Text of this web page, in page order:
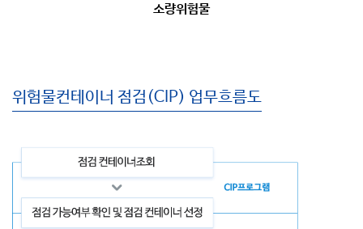
소량위험물
위험물컨테이너 점검(CIP) 업무흐름도